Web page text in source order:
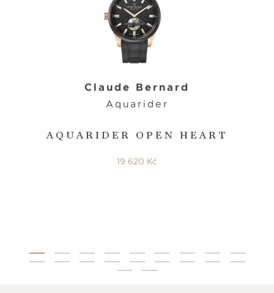
AQUARIDER OPEN HEART
Claude Bernard
Aquarider
19 620 Kč